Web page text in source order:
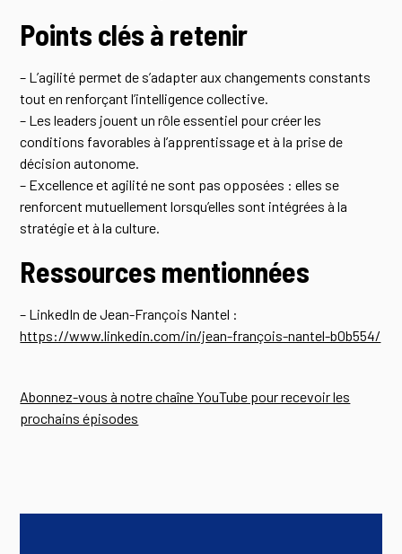
Points clés à retenir
– L’agilité permet de s’adapter aux changements constants
tout en renforçant l’intelligence collective.
– Les leaders jouent un rôle essentiel pour créer les
conditions favorables à l’apprentissage et à la prise de
décision autonome.
– Excellence et agilité ne sont pas opposées : elles se
renforcent mutuellement lorsqu’elles sont intégrées à la
stratégie et à la culture.
Ressources mentionnées
– LinkedIn de Jean-François Nantel :
https://www.linkedin.com/in/jean-françois-nantel-b0b554/
Abonnez-vous à notre chaîne YouTube pour recevoir les
prochains épisodes